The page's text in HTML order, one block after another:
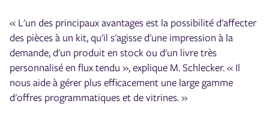
« L'un des principaux avantages est la possibilité d'affecter
des pièces à un kit, qu'il s'agisse d'une impression à la
demande, d'un produit en stock ou d'un livre très
personnalisé en flux tendu », explique M. Schlecker. « Il
nous aide à gérer plus efficacement une large gamme
d'offres programmatiques et de vitrines. »